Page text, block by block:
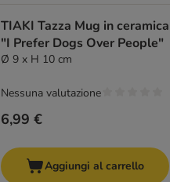
TIAKI Tazza Mug in ceramica
"I Prefer Dogs Over People"
Ø 9 x H 10 cm
6,99 €
Nessuna valutazione
Aggiungi al carrello